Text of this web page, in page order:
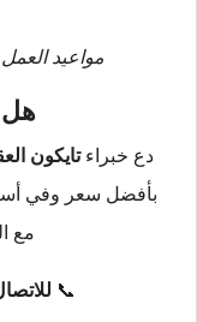
مواعيد العمل: يوميًا من
هل
دع خبراءتايكون
بأفضل سعر وفي
مع
📞